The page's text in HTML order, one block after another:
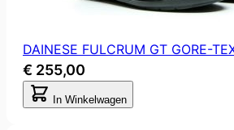
DAINESE FULCRUM GT GORE-
€ 255,00
In Winkelwagen